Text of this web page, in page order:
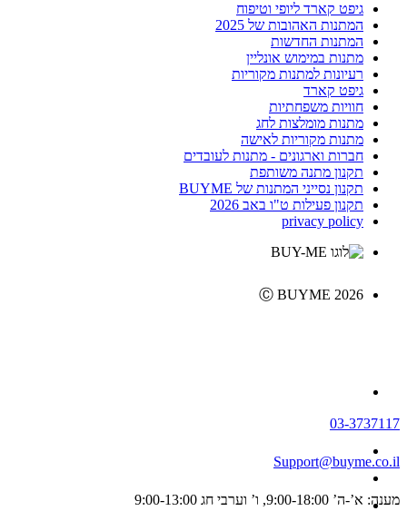
גיפט קארד ליופי וטיפוח
המתנות האהובות של 2025
המתנות החדשות
מתנות במימוש אונליין
רעיונות למתנות מקוריות
גיפט קארד
חוויות משפחתיות
מתנות מומלצות לחג
מתנות מקוריות לאישה
חברות וארגונים - מתנות לעובדים
תקנון מתנה משותפת
תקנון נסייני המתנות של BUYME
תקנון פעילות ט"ו באב 2026
privacy policy
Ⓒ BUYME 2026
03-3737117
Support@buyme.co.il
מענה: א’-ה’ 9:00-18:00, ו’ וערבי חג 9:00-13:00